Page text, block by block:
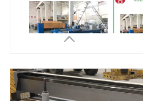
Cortadora automática de cartón de nido de abeja IKEA